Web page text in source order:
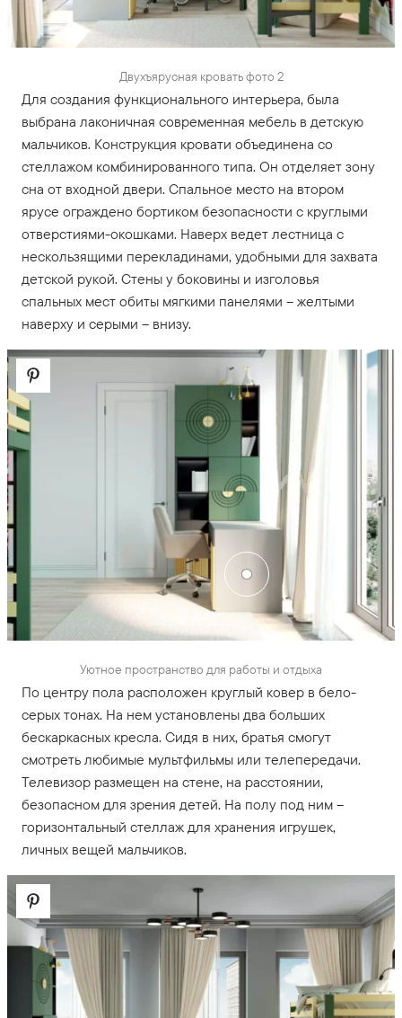
Двухъярусная кровать фото 2
Для создания функционального интерьера, была
выбрана лаконичная современная мебель в детскую
мальчиков. Конструкция кровати объединена со
стеллажом комбинированного типа. Он отделяет зону
сна от входной двери. Спальное место на втором
ярусе ограждено бортиком безопасности с круглыми
отверстиями-окошками. Наверх ведет лестница с
нескользящими перекладинами, удобными для захвата
детской рукой. Стены у боковины и изголовья
спальных мест обиты мягкими панелями – желтыми
наверху и серыми – внизу.
Уютное пространство для работы и отдыха
По центру пола расположен круглый ковер в бело-
серых тонах. На нем установлены два больших
бескаркасных кресла. Сидя в них, братья смогут
смотреть любимые мультфильмы или телепередачи.
Телевизор размещен на стене, на расстоянии,
безопасном для зрения детей. На полу под ним –
горизонтальный стеллаж для хранения игрушек,
личных вещей мальчиков.